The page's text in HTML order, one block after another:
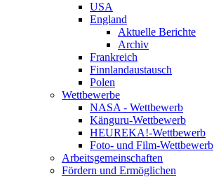
USA
England
Aktuelle Berichte
Archiv
Frankreich
Finnlandaustausch
Polen
Wettbewerbe
NASA - Wettbewerb
Känguru-Wettbewerb
HEUREKA!-Wettbewerb
Foto- und Film-Wettbewerb
Arbeitsgemeinschaften
Fördern und Ermöglichen